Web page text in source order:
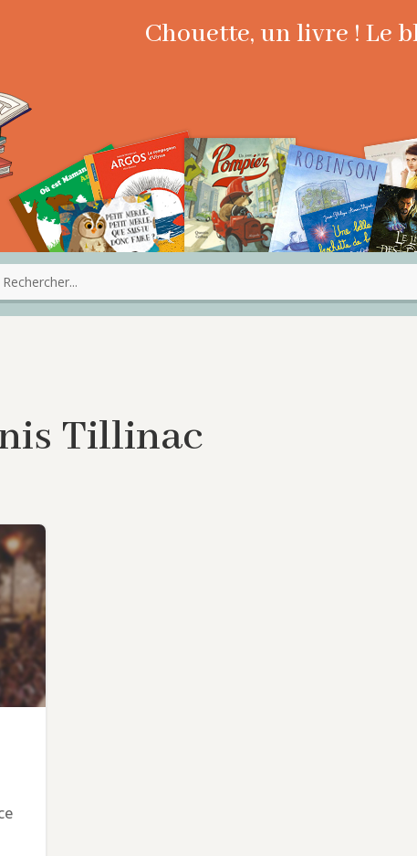
Chouette, un livre ! Le
Tillinac